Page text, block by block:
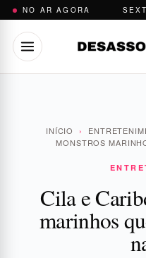
Pular
conteúdo
NO AR AGORA
INÍCIO ›
MONSTROS
Cila e
marinhos